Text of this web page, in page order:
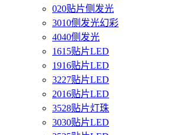
020贴片侧发光
3010侧发光幻彩
4040侧发光
1615贴片LED
1916贴片LED
3227贴片LED
2016贴片LED
3528贴片灯珠
3030贴片LED